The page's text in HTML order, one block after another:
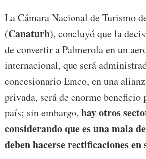
La Cámara Nacional de Turismo
(Canaturh), concluyó que la
de convertir a Palmerola en un
internacional, que será
concesionario Emco, en una
privada, será de enorme beneficio
país; sin embargo, hay otros
considerando que es una mala
deben hacerse rectificaciones en